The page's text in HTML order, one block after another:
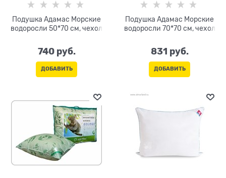
Подушка Адамас Морские
водоросли 50*70 см, чехол
740 руб.
ДОБАВИТЬ
Подушка Адамас Морские
водоросли 70*70 см, чехол
831 руб.
ДОБАВИТЬ